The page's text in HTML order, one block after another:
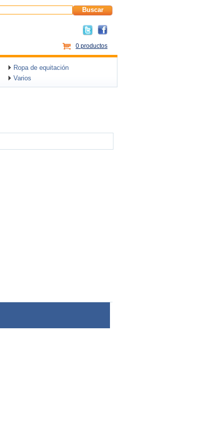
Buscar
0 productos
Ropa de equitación
Varios